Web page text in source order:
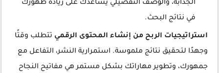
الجذابة، والوصف التفصيلي يساعدك على زيادة ظهورك
في نتائج البحث.
استراتيجيات الربح من إنشاء المحتوى الرقمي تتطلب وقتًا
وجهدًا لتحقيق نتائج ملموسة. استمرارية النشر، التفاعل مع
جمهورك، وتطوير مهاراتك بشكل مستمر هي مفاتيح النجاح